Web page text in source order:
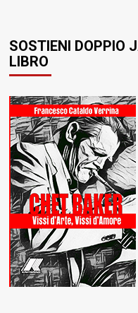
SOSTIENI DOPPIO
LIBRO